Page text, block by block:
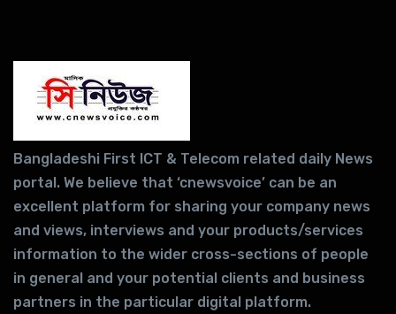
Bangladeshi First ICT & Telecom related daily News
portal. We believe that ‘cnewsvoice’ can be an
excellent platform for sharing your company news
and views, interviews and your products/services
information to the wider cross-sections of people
in general and your potential clients and business
partners in the particular digital platform.